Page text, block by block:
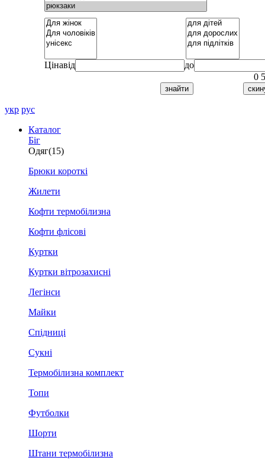
Цінавід
до
0
укр рус
Каталог
Біг
Одяг(15)
Брюки короткі
Жилети
Кофти термобілизна
Кофти флісові
Куртки
Куртки вітрозахисні
Легінси
Майки
Спідниці
Сукні
Термобілизна комплект
Топи
Футболки
Шорти
Штани термобілизна